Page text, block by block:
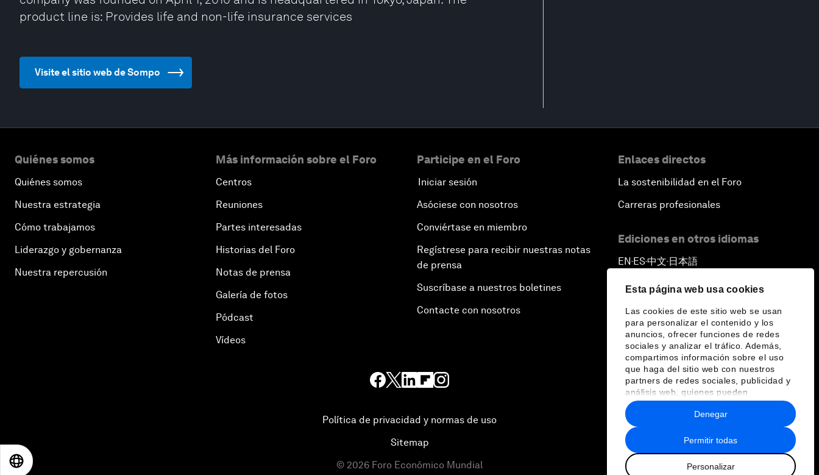
Esta página web usa cookies
Las cookies de este sitio web se usan
para personalizar el contenido y los
anuncios, ofrecer funciones de redes
sociales y analizar el tráfico. Además,
compartimos información sobre el uso
que haga del sitio web con nuestros
partners de redes sociales, publicidad y
análisis web, quienes pueden
combinarla con otra información que les
haya proporcionado o que hayan
recopilado a partir del uso que haya
hecho de sus servicios.
Permitir todas
Personalizar
Denegar
product line is: Provides life and non-life insurance services
Visite el sitio web de Sompo
Quiénes somos
Quiénes somos
Nuestra estrategia
Cómo trabajamos
Liderazgo y gobernanza
Nuestra repercusión
Más información sobre el Foro
Centros
Reuniones
Partes interesadas
Historias del Foro
Notas de prensa
Galería de fotos
Pódcast
Vídeos
Participe en el Foro
Iniciar sesión
Asóciese con nosotros
Conviértase en miembro
Regístrese para recibir nuestras notas
de prensa
Suscríbase a nuestros boletines
Contacte con nosotros
Enlaces directos
La sostenibilidad en el Foro
Carreras profesionales
Ediciones en otros idiomas
EN ▪ES▪中文▪ 日本語
Política de privacidad y normas de uso
Sitemap
© 2026 Foro Económico Mundial